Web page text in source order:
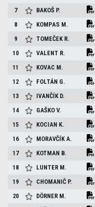
7
BAKOŠ P.
8
KOMPAS M.
9
TOMEČEK R.
10
VALENT R.
11
KOVAC M.
12
FOLTÁN G.
13
IVANČÍK D.
14
GAŠKOV.
15
KOCIAN K.
16
MORAVČÍKA.
17
KOTMAN B.
18
LUNTER M.
19
CHOMANIČ P.
20
DÖRNER M.